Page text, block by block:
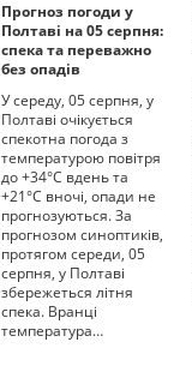
Прогноз погоди у
Полтаві на 05 серпня:
спека та переважно
без опадів
У середу, 05 серпня, у
Полтаві очікується
спекотна погода з
температурою повітря
до +34°С вдень та
+21°С вночі, опади не
прогнозуються. За
прогнозом синоптиків,
протягом середи, 05
серпня, у Полтаві
збережеться літня
спека. Вранці
температура…